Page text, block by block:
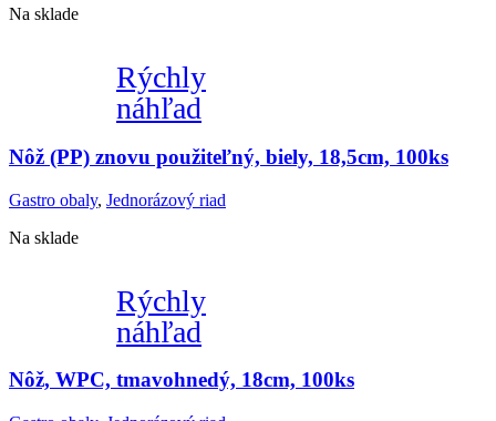
Na sklade
Rýchly
náhľad
Nôž (PP) znovu použiteľný, biely, 18,5cm, 100ks
Gastro obaly, Jednorázový riad
Na sklade
Rýchly
náhľad
Nôž, WPC, tmavohnedý, 18cm, 100ks